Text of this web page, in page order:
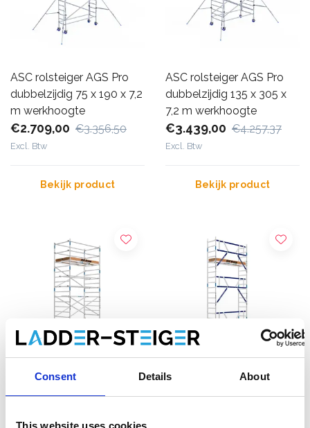
Consent Details About
This website uses cookies
ASC rolsteiger AGS Pro
dubbelzijdig 75 x 190 x 7,2
m werkhoogte
€2.709,00 €3.356,50
Excl. Btw
Bekijk product
ASC rolsteiger AGS Pro
dubbelzijdig 135 x 305 x
7,2 m werkhoogte
€3.439,00 €4.257,37
Excl. Btw
Bekijk product
ASC Universele rolsteiger
ASC rolsteiger AGS Pro